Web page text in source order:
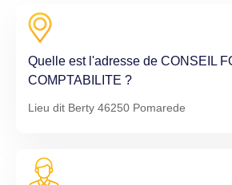
Quelle est l'adresse de CONSEIL
COMPTABILITE ?
Lieu dit Berty 46250 Pomarede